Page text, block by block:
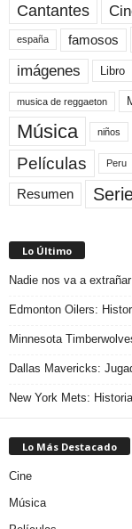
Cantantes
españa famosos
imágenes Libro
musica de reggaeton
Música niños
Películas Peru
Resumen
Lo Último
Nadie nos va a
Edmonton Oilers:
Minnesota
Dallas Mavericks:
New York Mets:
Lo Más Destacado
Cine
Música